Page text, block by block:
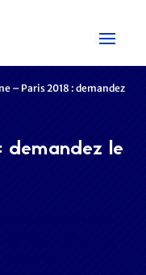
– Paris 2018 : demandez
demandez le